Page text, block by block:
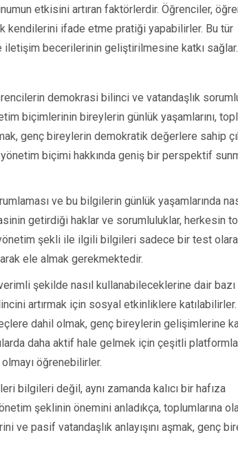
etkisini artıran faktörlerdir. Öğrenciler,
kendilerini ifade etme pratiği yapabilirler. Bu tür
becerilerinin geliştirilmesine katkı sağlar.
demokrasi bilinci ve vatandaşlık
biçimlerinin bireylerin günlük yaşamlarını,
genç bireylerin demokratik değerlere sahip
biçimi hakkında geniş bir perspektif
ve bu bilgilerin günlük yaşamlarında
getirdiği haklar ve sorumluluklar, herkesin
şekli ile ilgili bilgileri sadece bir test
ele almak gerekmektedir.
şekilde nasıl kullanabileceklerine dair bazı
artırmak için sosyal etkinliklere katılabilirler.
dahil olmak, genç bireylerin gelişimlerine
daha aktif hale gelmek için çeşitli
öğrenebilirler.
bilgileri değil, aynı zamanda kalıcı bir hafıza
şeklinin önemini anladıkça, toplumlarına
ve pasif vatandaşlık anlayışını aşmak, genç